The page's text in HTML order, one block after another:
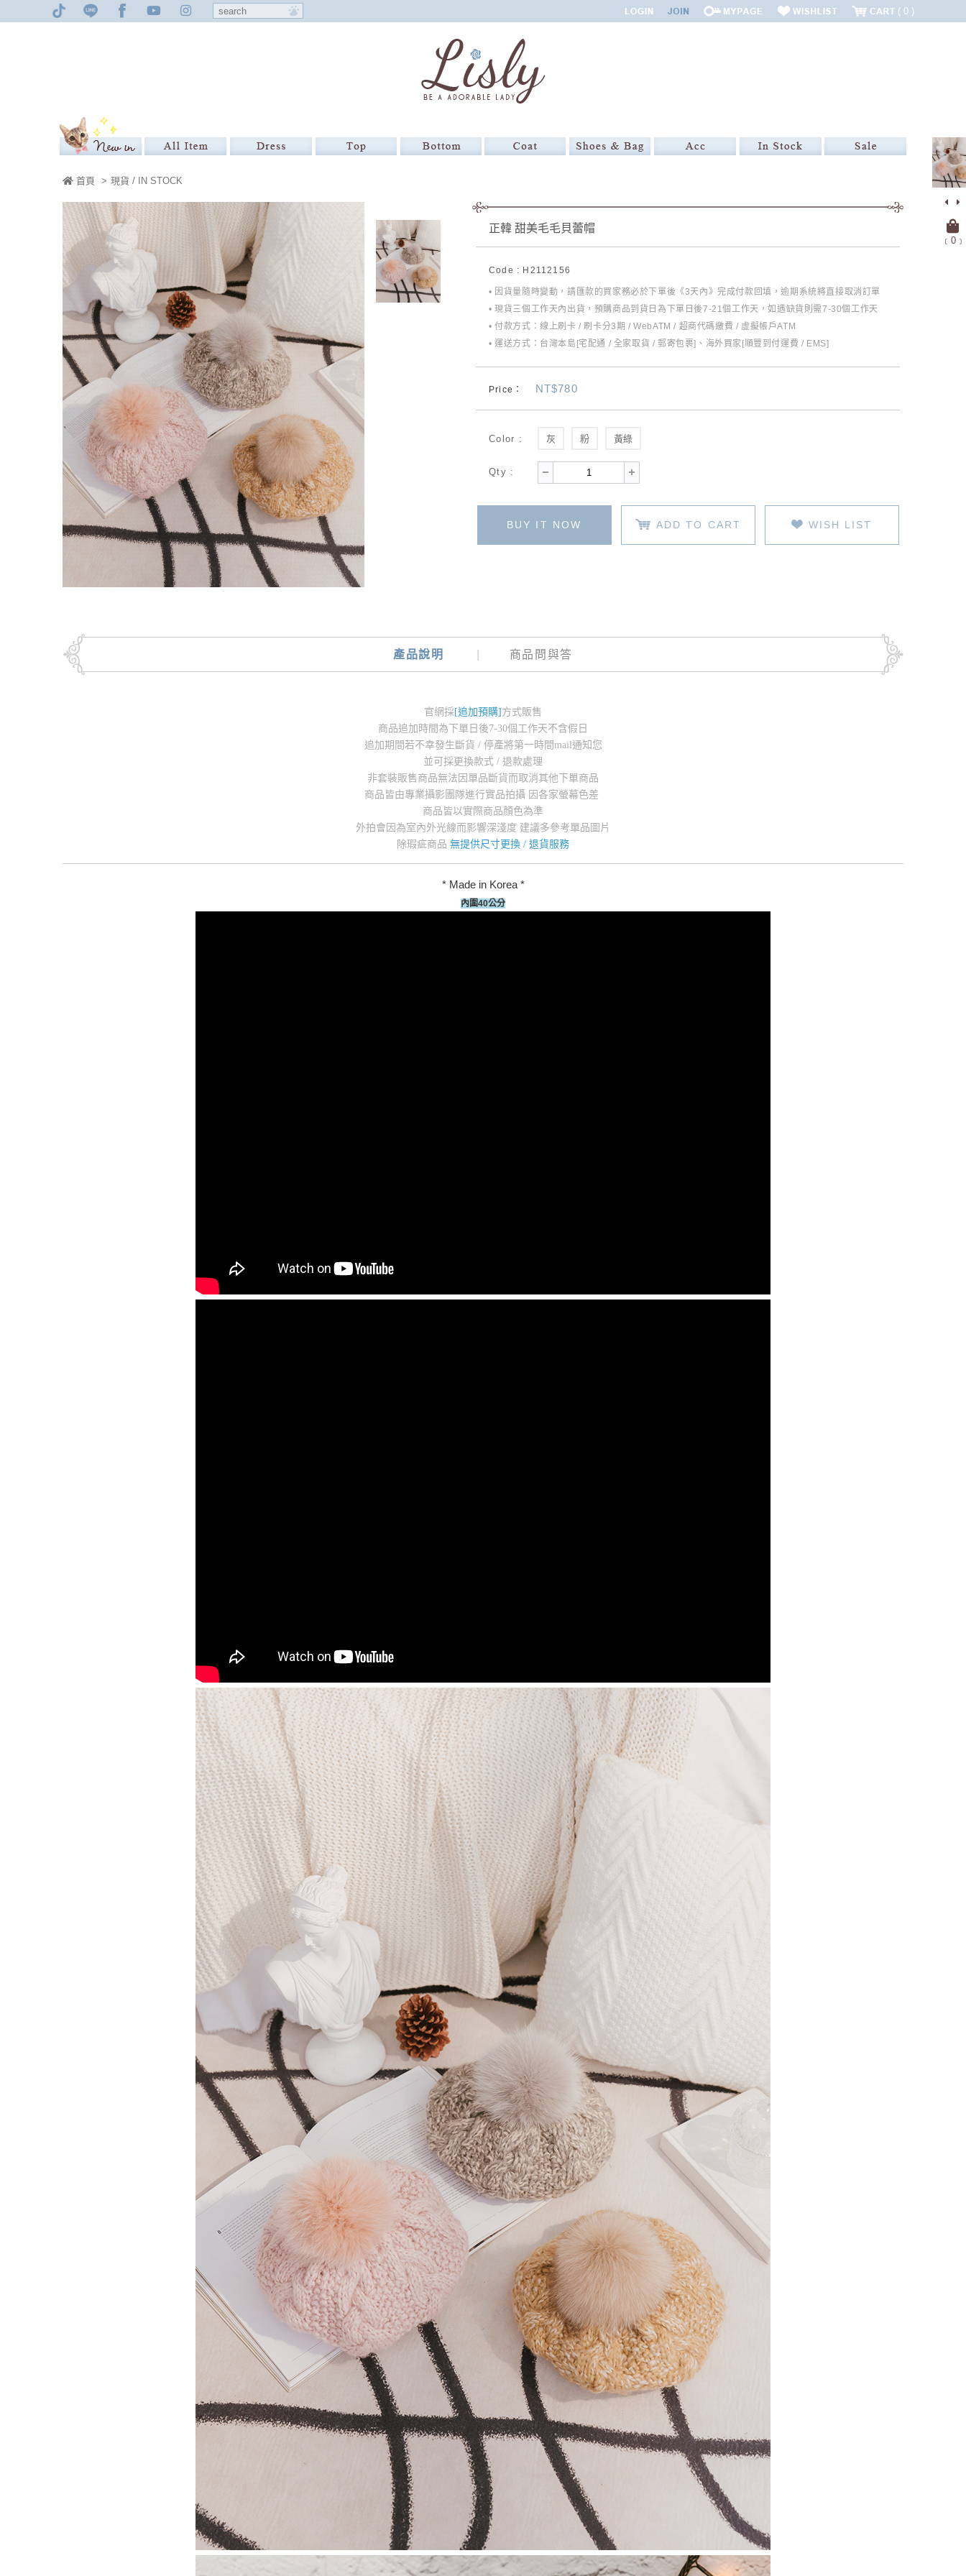
0
﹝ 0﹞
首頁 > 現貨 / IN STOCK
正韓 甜美毛毛貝蕾帽
Code : H2112156
• 因貨量隨時變動，請匯款的買家務必於下單後《3天內》完成付款回填，逾期系統將直接取消訂單
• 現貨三個工作天內出貨，預購商品到貨日為下單日後7-21個工作天，如遇缺貨則需7-30個工作天
• 付款方式：線上刷卡 / 刷卡分3期 / WebATM / 超商代碼繳費 / 虛擬帳戶ATM
• 運送方式：台灣本島[宅配通 / 全家取貨 / 郵寄包裹]、海外買家[順豐到付運費 / EMS]
Price： NT$780
Color : 灰 粉 黃綠
Qty :
BUY IT NOW ADD TO CART WISH LIST
產品說明 商品問與答
官網採 [追加預購] 方式販售
商品追加時間為下單日後7-30個工作天不含假日
追加期間若不幸發生斷貨 / 停產將第一時間mail通知您
並可採更換款式 / 退款處理
非套裝販售商品無法因單品斷貨而取消其他下單商品
商品皆由專業攝影團隊進行實品拍攝 因各家螢幕色差
商品皆以實際商品顏色為準
外拍會因為室內外光線而影響深淺度 建議多參考單品圖片
除瑕疵商品 無提供尺寸更換 / 退貨服務
* Made in Korea *
內圍40公分